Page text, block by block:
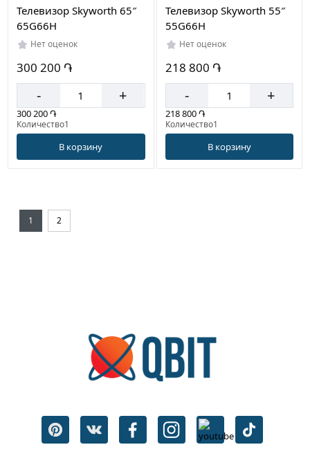
Телевизор Skyworth 65″
65G66H
Нет оценок
300 200 ֏
- +
300 200 ֏
Количество1
В корзину
Телевизор Skyworth 55″
55G66H
Нет оценок
218 800 ֏
- +
218 800 ֏
Количество1
В корзину
1 2